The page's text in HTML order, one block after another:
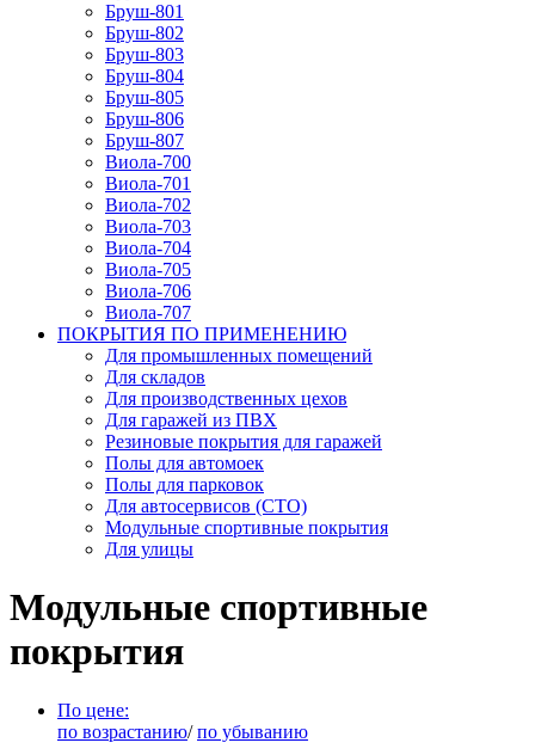
Бруш-801
Бруш-802
Бруш-803
Бруш-804
Бруш-805
Бруш-806
Бруш-807
Виола-700
Виола-701
Виола-702
Виола-703
Виола-704
Виола-705
Виола-706
Виола-707
ПОКРЫТИЯ ПО ПРИМЕНЕНИЮ
Для промышленных помещений
Для складов
Для производственных цехов
Для гаражей из ПВХ
Резиновые покрытия для гаражей
Полы для автомоек
Полы для парковок
Для автосервисов (СТО)
Модульные спортивные покрытия
Для улицы
Модульные спортивные
покрытия
По цене:
по возрастанию/ по убыванию